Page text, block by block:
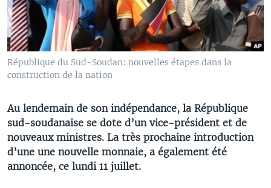
République du Sud-Soudan: nouvelles étapes dans la
construction de la nation
Au lendemain de son indépendance, la République
sud-soudanaise se dote d’un vice-président et de
nouveaux ministres. La très prochaine introduction
d’une une nouvelle monnaie, a également été
annoncée, ce lundi 11 juillet.